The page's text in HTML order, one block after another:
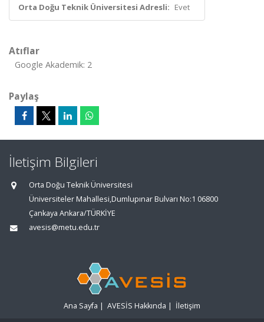
Orta Doğu Teknik Üniversitesi Adresli: Evet
Atıflar
Google Akademik: 2
Paylaş
İletişim Bilgileri
Orta Doğu Teknik Üniversitesi
Üniversiteler Mahallesi,Dumlupınar Bulvarı No:1 06800
Çankaya Ankara/TÜRKİYE
avesis@metu.edu.tr
Ana Sayfa | AVESİS Hakkında | İletişim